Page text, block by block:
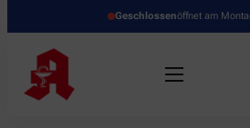
Geschlossenöffnet am